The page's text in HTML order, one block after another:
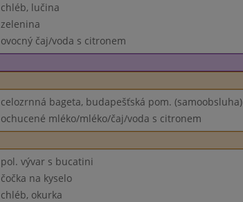
chléb, lučina
zelenina
ovocný čaj/voda s citronem
celozrnná bageta, budapešťská pom. (samoobsluha)
ochucené mléko/mléko/čaj/voda s citronem
pol. vývar s bucatini
čočka na kyselo
chléb, okurka